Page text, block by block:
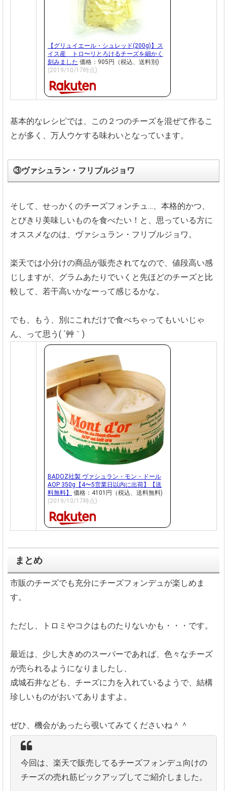
【グリュイエール・シュレッド(200g)】ス
イス産 トロ〜リとろけるチーズを細かく
刻みました 価格：905円（税込、送料別)
(2019/10/17時点)
基本的なレシピでは、この２つのチーズを混ぜて作るこ
とが多く、万人ウケする味わいとなっています。
③ヴァシュラン・フリブルジョワ
そして、せっかくのチーズフォンチュ…、本格的かつ、
とびきり美味しいものを食べたい！と、思っている方に
オススメなのは、ヴァシュラン・フリブルジョワ。
楽天では小分けの商品が販売されてなので、値段高い感
じしますが、グラムあたりでいくと先ほどのチーズと比
較して、若干高いかなーって感じるかな。
でも、もう、別にこれだけで食べちゃってもいいじゃ
ん、って思う( ´艸｀)
BADOZ社製 ヴァシュラン・モン・ドール
AOP 350g【4〜5営業日以内に出荷】【送
料無料】
価格：4101円（税込、送料無料)
(2019/10/17時点)
まとめ
市販のチーズでも充分にチーズフォンデュが楽しめま
す。
ただし、トロミやコクはものたりないかも・・・です。
最近は、少し大きめのスーパーであれば、色々なチーズ
が売られるようになりましたし、
成城石井なども、チーズに力を入れているようで、結構
珍しいものがおいてありますよ。
ぜひ、機会があったら覗いてみてくださいね＾＾
今回は、楽天で販売してるチーズフォンデュ向けの
チーズの売れ筋ピックアップしてご紹介しました。